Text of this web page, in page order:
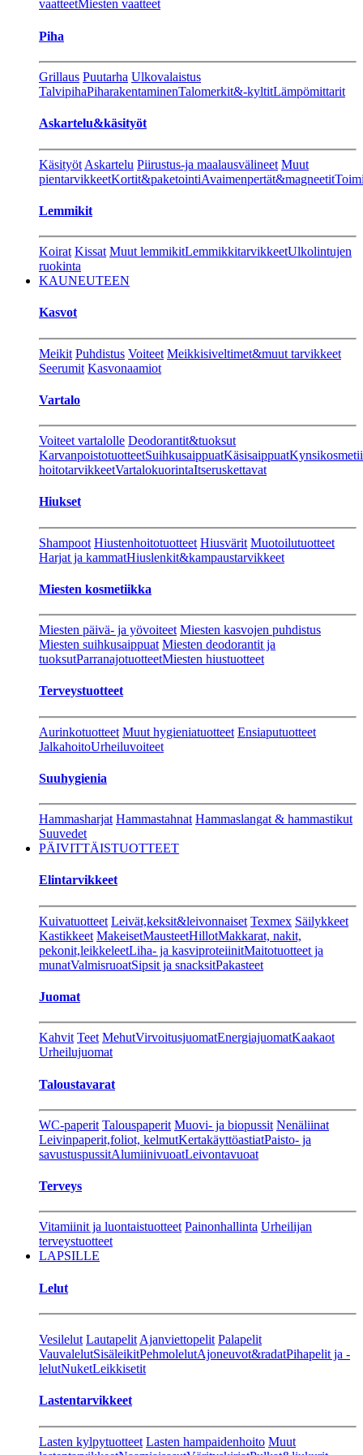
vaatteetMiesten vaatteet
Piha
Grillaus Puutarha Ulkovalaistus
TalvipihaPiharakentaminenTalomerkit&-kyltitLämpömittarit
Askartelu&käsityöt
Käsityöt Askartelu Piirustus-ja maalausvälineet Muut
pientarvikkeetKortit&paketointiAvaimenpertät&magneetit
Lemmikit
Koirat Kissat Muut lemmikitLemmikkitarvikkeetUlkolintujen
ruokinta
KAUNEUTEEN
Kasvot
Meikit Puhdistus Voiteet Meikkisiveltimet&muut tarvikkeet
Seerumit Kasvonaamiot
Vartalo
Voiteet vartalolle Deodorantit&tuoksut
KarvanpoistotuotteetSuihkusaippuatKäsisaippuat
hoitotarvikkeetVartalokuorintaItseruskettavat
Hiukset
Shampoot Hiustenhoitotuotteet Hiusvärit Muotoilutuotteet
Harjat ja kammatHiuslenkit&kampaustarvikkeet
Miesten kosmetiikka
Miesten päivä- ja yövoiteet Miesten kasvojen puhdistus
Miesten suihkusaippuat Miesten deodorantit ja
tuoksutParranajotuotteetMiesten hiustuotteet
Terveystuotteet
Aurinkotuotteet Muut hygieniatuotteet Ensiaputuotteet
JalkahoitoUrheiluvoiteet
Suuhygienia
Hammasharjat Hammastahnat Hammaslangat & hammastikut
Suuvedet
PÄIVITTÄISTUOTTEET
Elintarvikkeet
Kuivatuotteet Leivät,keksit&leivonnaiset Texmex Säilykkeet
Kastikkeet MakeisetMausteetHillotMakkarat, nakit,
pekonit,leikkeleetLiha- ja kasviproteiinitMaitotuotteet ja
munatValmisruoatSipsit ja snacksitPakasteet
Juomat
Kahvit Teet MehutVirvoitusjuomatEnergiajuomatKaakaot
Urheilujuomat
Taloustavarat
WC-paperit Talouspaperit Muovi- ja biopussit Nenäliinat
Leivinpaperit,foliot, kelmutKertakäyttöastiatPaisto- ja
savustuspussitAlumiinivuoatLeivontavuoat
Terveys
Vitamiinit ja luontaistuotteet Painonhallinta Urheilijan
terveystuotteet
LAPSILLE
Lelut
Vesilelut Lautapelit Ajanviettopelit Palapelit
VauvalelutSisäleikitPehmolelutAjoneuvot&radatPihapelit ja -
lelutNuketLeikkisetit
Lastentarvikkeet
Lasten kylpytuotteet Lasten hampaidenhoito Muut